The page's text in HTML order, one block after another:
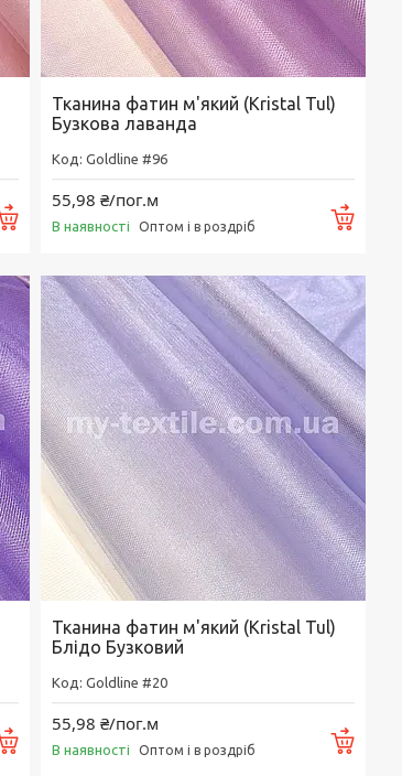
Купити
Тканина фатин м'який (Kristal Tul)
Бузкова лаванда
Goldline #96
55,98 ₴/пог.м
В наявності Оптом і в роздріб
Купити
Тканина фатин м'який (Kristal Tul)
Блідо Бузковий
Goldline #20
55,98 ₴/пог.м
В наявності Оптом і в роздріб